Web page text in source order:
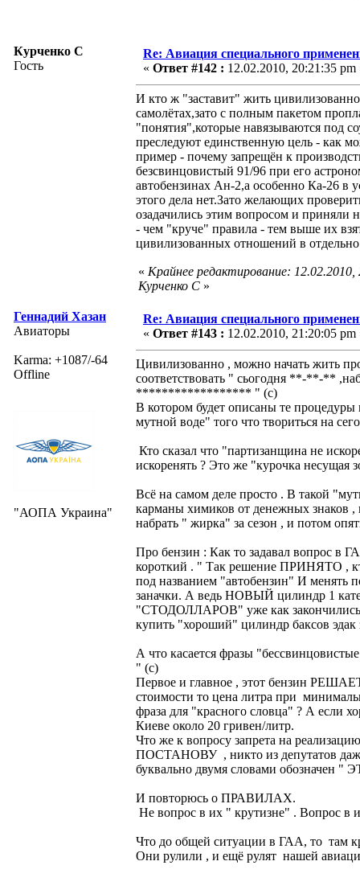
Курченко С
Гость
Re: Авиация специального
« Ответ #142 : 12.02.2010, 20:21:35 pm
И кто ж "заставит" жить
самолётах,зато с полным пакетом
"понятия",которые навязываются под
преследуют единственную цель - как
пример - почему запрещён к
безсвинцовистый 91/96 при его
автобензинах Ан-2,а особенно Ка-26 в
этого дела нет.Зато желающих
озадачились этим вопросом и
- чем "круче" правила - тем выше их
цивилизованных отношений в
« Крайнее редактирование:
Курченко С »
Геннадий Хазан
Авиаторы
Karma: +1087/-64
Offline
"АОПА Украина"
Re: Авиация специального
« Ответ #143 : 12.02.2010, 21:20:05 pm
Цивилизованно , можно начать жить
соответствовать " сьогодня **-**-**
****************** " (с)
В котором будет описаны те процедуры
мутной воде" того что твориться на
Кто сказал что "партизанщина не
искоренять ? Это же "курочка
Всё на самом деле просто . В такой
карманы химиков от денежных знаков ,
набрать " жирка" за сезон , и потом
Про бензин : Как то задавал вопрос в
короткий . " Так решение ПРИНЯТО ,
под названием "автобензин" И менять
заначки. А ведь НОВЫЙ цилиндр 1
"СТОДОЛЛАРОВ" уже как закончились
купить "хороший" цилиндр баксов эдак
А что касается фразы
" (с)
Первое и главное , этот бензин
стоимости то цена литра при
фраза для "красного словца" ? А если
Киеве около 20 гривен/литр.
Что же к вопросу запрета на
ПОСТАНОВУ , никто из депутатов
буквально двумя словами
И повторюсь о ПРАВИЛАХ.
Не вопрос в их " крутизне" .
Что до общей ситуации в ГАА, то там
Они рулили , и ещё рулят нашей